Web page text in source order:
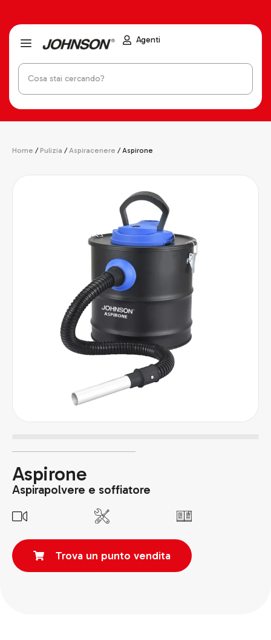
Agenti
Home / Pulizia /Aspiracenere / Aspirone
Aspirone
Aspirapolvere e soffiatore
Trova un punto vendita